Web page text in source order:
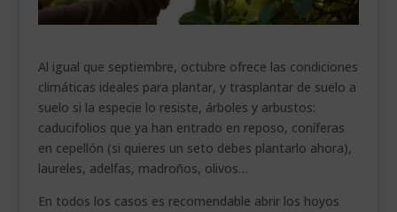
Al igual que septiembre, octubre ofrece las condiciones
climáticas ideales para plantar, y trasplantar de suelo a
suelo si la especie lo resiste, árboles y arbustos:
caducifolios que ya han entrado en reposo, coníferas
en cepellón (si quieres un seto debes plantarlo ahora),
laureles, adelfas, madroños, olivos…
En todos los casos es recomendable abrir los hoyos